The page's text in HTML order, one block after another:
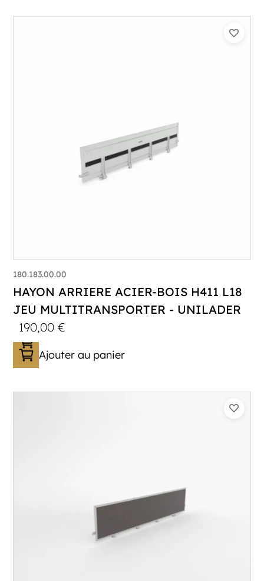
180.183.00.00
HAYON ARRIERE ACIER-BOIS H411 L18
JEU MULTITRANSPORTER - UNILADER
190,00€
Ajouter au panier